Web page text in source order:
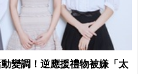
變調！逆應援禮物被嫌「太